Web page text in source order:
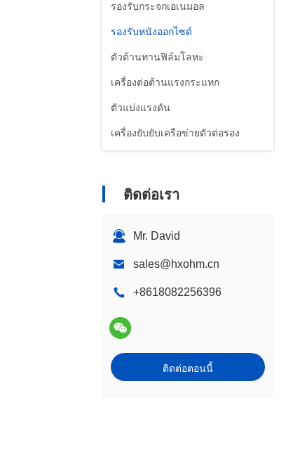
รองรับกระจกเอเนมอล
รองรับหนังออกไซด์
ตัวต้านทานฟิล์มโลหะ
เครื่องต่อต้านแรงกระแทก
ตัวแบ่งแรงดัน
เครื่องยับยับเครือข่ายตัวต่อรอง
ติดต่อเรา
Mr. David
sales@hxohm.cn
+8618082256396
ติดต่อตอนนี้